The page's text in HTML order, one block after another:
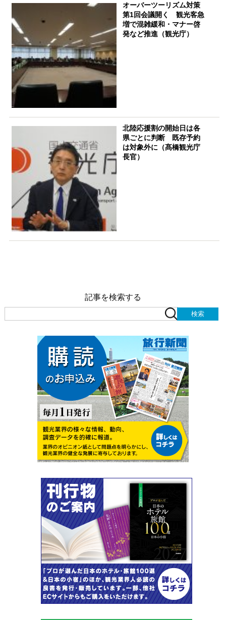
オーバーツーリズム対策
第1回会議開く 観光客急
増で混雑緩和・マナー啓
発など推進（観光庁）
北陸応援割の開始日は各
県ごとに判断 既存予約
は対象外に（髙橋観光庁
長官）
記事を検索する